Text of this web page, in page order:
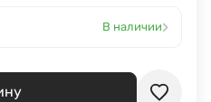
В наличии›